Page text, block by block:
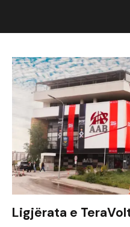
Ligjërata e